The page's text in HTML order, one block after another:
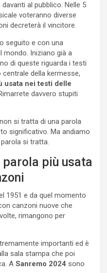
al pubblico. Nelle 5
voteranno diverse
decreterà il vincitore.
seguito e con una
Iniziano già a
di queste riguarda i testi
centrale della kermesse,
usata nei testi delle
davvero stupiti
si tratta di una parola
significativo. Ma andiamo
si tratta.
parola più usata
1951 e da quel momento
canzoni nuove che
rimangono per
importanti ed è
sala stampa che poi
A Sanremo 2024 sono